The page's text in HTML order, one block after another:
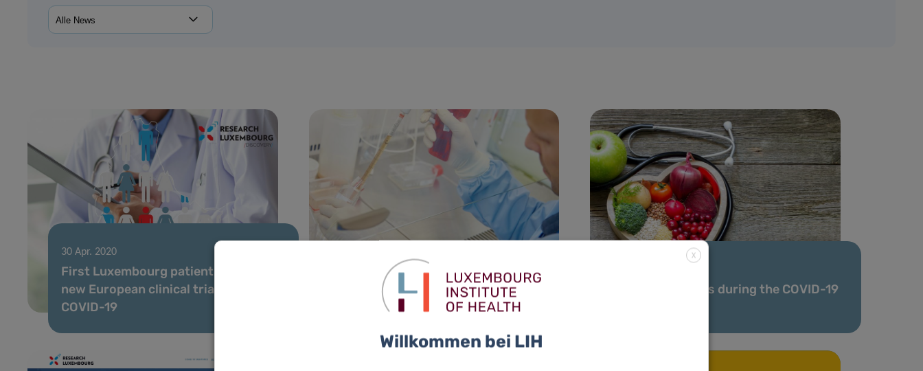
30 Apr. 2020
First Luxembourg patient enrolled in
new European clinical trial against
COVID-19
28 Apr. 2020
A deconfinement strategy framed by
health and research measures
Considerations during the COVID-19
X
Willkommen bei LIH